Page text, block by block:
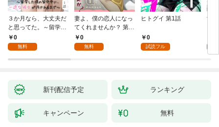
３か月なら、大丈夫だ
と思ってた。～留学し
た僕の留守中に、一途
な彼女が汚されるまで
0
無料
妻よ、僕の恋人になっ
てくれませんか？ 第1
話0
無料
ヒトグイ 第1話
0
試読フル
世
新刊配信予定 ランキング
キャンペーン 無料